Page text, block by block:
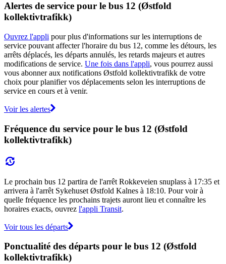
Alertes de service pour le bus 12 (Østfold
kollektivtrafikk)
Ouvrez l'appli pour plus d'informations sur les interruptions de
service pouvant affecter l'horaire du bus 12, comme les détours, les
arrêts déplacés, les départs annulés, les retards majeurs et autres
modifications de service. Une fois dans l'appli, vous pourrez aussi
vous abonner aux notifications Østfold kollektivtrafikk de votre
choix pour planifier vos déplacements selon les interruptions de
service en cours et à venir.
Voir les alertes
Fréquence du service pour le bus 12 (Østfold
kollektivtrafikk)
Le prochain bus 12 partira de l'arrêt Rokkeveien snuplass à 17:35 et
arrivera à l'arrêt Sykehuset Østfold Kalnes à 18:10. Pour voir à
quelle fréquence les prochains trajets auront lieu et connaître les
horaires exacts, ouvrez l'appli Transit.
Voir tous les départs
Ponctualité des départs pour le bus 12 (Østfold
kollektivtrafikk)